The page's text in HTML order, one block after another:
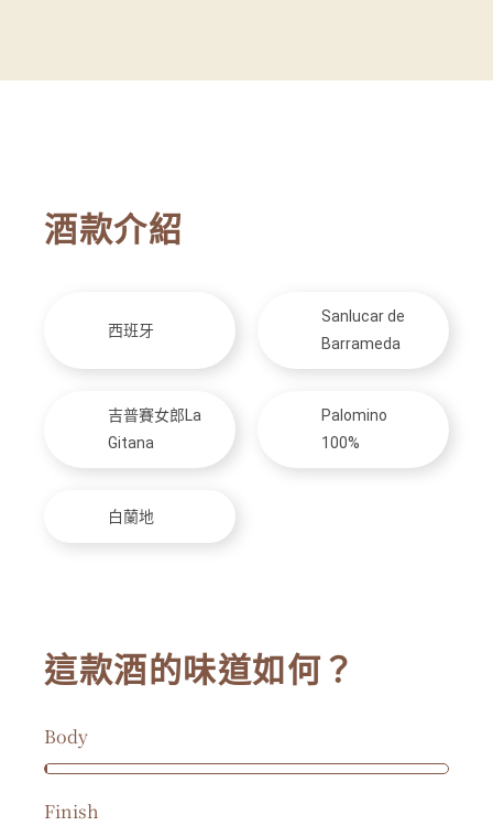
酒款介紹
西班牙
Sanlucar de
Barrameda
吉普賽女郎La
Gitana
Palomino
100%
白蘭地
這款酒的味道如何？
Body
Finish